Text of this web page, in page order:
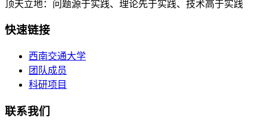
顶天立地：问题源于实践、理论先于实践、技术高于实践
快速链接
西南交通大学
团队成员
科研项目
联系我们